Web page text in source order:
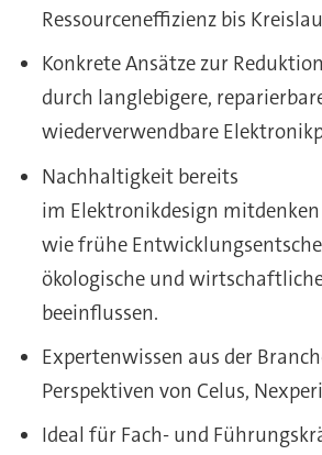
Ressourceneffizienz bis
Konkrete Ansätze zur
durch langlebigere,
wiederverwendbare
Nachhaltigkeit bereits
im Elektronikdesign
wie frühe
ökologische und
beeinflussen.
Expertenwissen aus der
Perspektiven von Celus,
Ideal für Fach- und